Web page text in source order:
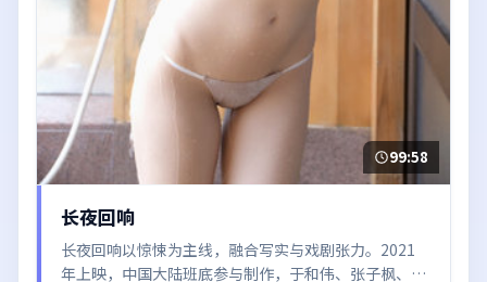
99:58
长夜回响
长夜回响以惊悚为主线，融合写实与戏剧张力。2021
年上映，中国大陆班底参与制作，于和伟、张子枫、周